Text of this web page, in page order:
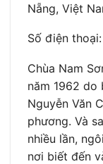
Nẵng, Việt
Số điện
Chùa Nam
năm 1962 do
Nguyễn Văn
phương. Và
nhiều lần,
nơi biết đến